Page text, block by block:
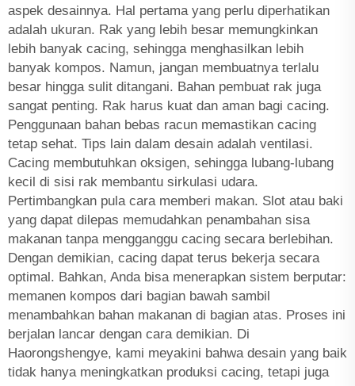
aspek desainnya. Hal pertama yang perlu diperhatikan
adalah ukuran. Rak yang lebih besar memungkinkan
lebih banyak cacing, sehingga menghasilkan lebih
banyak kompos. Namun, jangan membuatnya terlalu
besar hingga sulit ditangani. Bahan pembuat rak juga
sangat penting. Rak harus kuat dan aman bagi cacing.
Penggunaan bahan bebas racun memastikan cacing
tetap sehat. Tips lain dalam desain adalah ventilasi.
Cacing membutuhkan oksigen, sehingga lubang-lubang
kecil di sisi rak membantu sirkulasi udara.
Pertimbangkan pula cara memberi makan. Slot atau baki
yang dapat dilepas memudahkan penambahan sisa
makanan tanpa mengganggu cacing secara berlebihan.
Dengan demikian, cacing dapat terus bekerja secara
optimal. Bahkan, Anda bisa menerapkan sistem berputar:
memanen kompos dari bagian bawah sambil
menambahkan bahan makanan di bagian atas. Proses ini
berjalan lancar dengan cara demikian. Di
Haorongshengye, kami meyakini bahwa desain yang baik
tidak hanya meningkatkan produksi cacing, tetapi juga